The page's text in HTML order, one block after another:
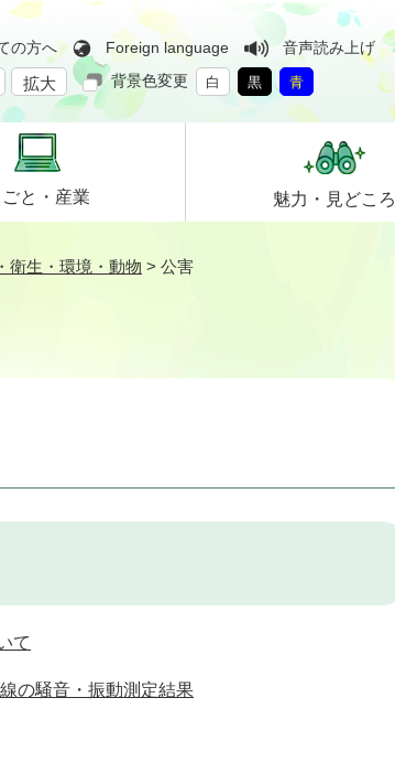
の方へ Foreign language
音声読み上げ
拡大 背景色変更 白 黒 青
ごと・ 産業 魅力・ 見どころ
衛生・環境・動物 > 公害
て
の騒音・振動測定結果